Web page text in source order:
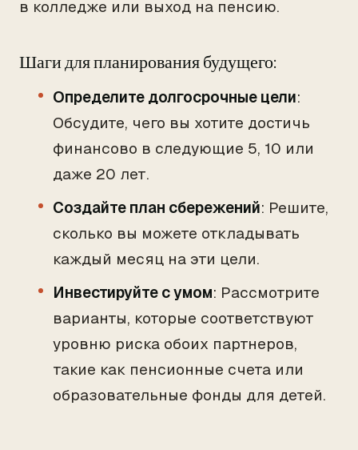
в колледже или выход на пенсию.
Шаги для планирования будущего:
Определите долгосрочные цели:
Обсудите, чего вы хотите достичь
финансово в следующие 5, 10 или
даже 20 лет.
Создайте план сбережений: Решите,
сколько вы можете откладывать
каждый месяц на эти цели.
Инвестируйте с умом: Рассмотрите
варианты, которые соответствуют
уровню риска обоих партнеров,
такие как пенсионные счета или
образовательные фонды для детей.